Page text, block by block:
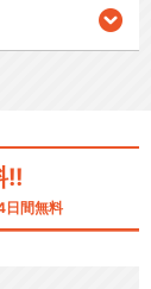
!!
日間無料